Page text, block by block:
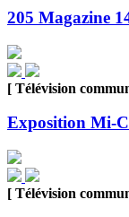
205 Magazine
[ Télévision
Exposition Mi-
[ Télévision